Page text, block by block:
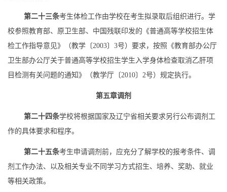
第二十三条考生体检工作由学校在考生拟录取后组织进行。学
校参照教育部、原卫生部、中国残联印发的《普通高等学校招生体
检工作指导意见》（教学〔2003〕 3号）要求，按照《教育部办公厅
卫生部办公厅关于普通高等学校招生学生入学身体检查取消乙肝项
目检测有关问题的通知》（教学厅〔2010〕 2号）规定执行。
第五章调剂
第二十四条学校将根据国家及辽宁省相关要求另行公布调剂工
作的具体要求和程序。
第二十五条考生申请调剂前，应充分了解学校的报考条件、调
剂工作办法、 以及相关专业不同学习方式招生、培养、奖助、就业
等相关政策。